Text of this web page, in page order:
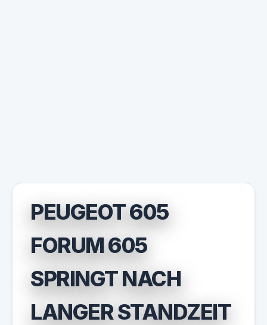
PEUGEOT 605
FORUM 605
SPRINGT NACH
LANGER STANDZEIT